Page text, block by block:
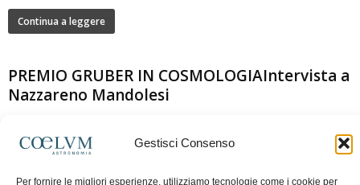
Gestisci Consenso
Per fornire le migliori esperienze, utilizziamo tecnologie come i cookie per
Continua a leggere
PREMIO GRUBER IN COSMOLOGIAIntervista a
Nazzareno Mandolesi